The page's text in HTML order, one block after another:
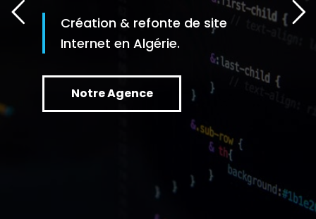
Création & refonte de site
Internet en Algérie.
Notre Agence